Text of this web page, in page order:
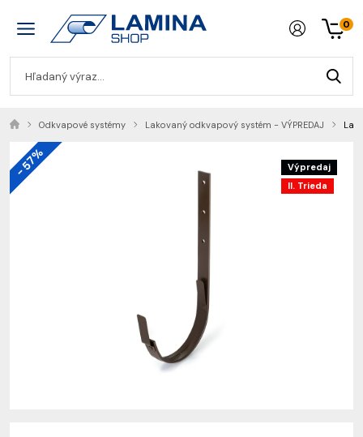
0
Odkvapové systémy Lakovaný odkvapový systém - VÝPREDAJ
- 57%
Výpredaj
II. Trieda